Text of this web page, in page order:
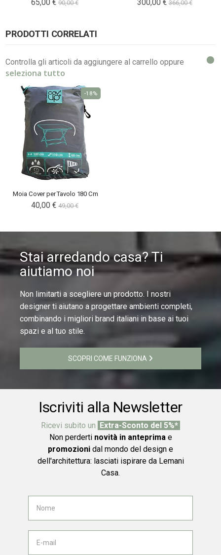
Price
65,00 € 90,00 € 300,00 € 366,00 €
PRODOTTI CORRELATI
Controlla gli articoli da aggiungere al carrello oppure
seleziona tutto
Moia Cover per Tavolo 180 Cm
Special
Price
40,00 € 49,00 €
-18%
Stai arredando casa? Ti
aiutiamo noi
Non limitarti a scegliere un prodotto. I nostri
designer ti aiutano a progettare ambienti completi,
combinando i migliori brand italiani in base ai tuoi
spazi e al tuo stile.
SCOPRI COME FUNZIONA
Iscriviti alla Newsletter
Ricevi subito un Extra-Sconto del 5%*
Non perderti novità in anteprimae
promozioni dal mondo del design e
dell'architettura: lasciati ispirare da Lemani
Casa.